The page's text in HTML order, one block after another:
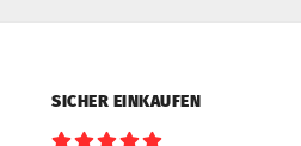
SICHER EINKAUFEN